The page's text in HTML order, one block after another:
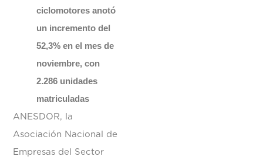
ciclomotores anotó
un incremento del
52,3% en el mes de
noviembre, con
2.286 unidades
matriculadas
ANESDOR, la
Asociación Nacional de
Empresas del Sector